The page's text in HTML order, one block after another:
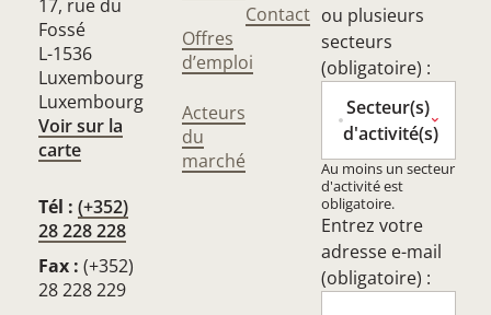
17, rue du
Fossé
L-1536
Luxembourg
Luxembourg
Voir sur la
carte
Tél : (+352)
28 228 228
Fax : (+352)
28 228 229
Offres
d’emploi
Acteurs
du
marché
Contact ou plusieurs
secteurs
(obligatoire) :
Secteur(s)
d'activité(s)
Au moins un secteur
d'activité est
obligatoire.
Entrez votre
adresse e-mail
(obligatoire) :